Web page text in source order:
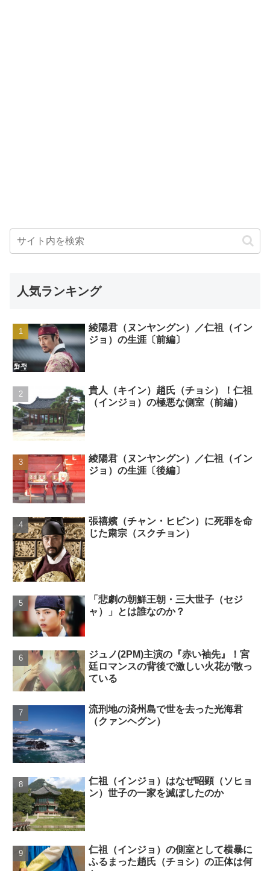
人気ランキング
綾陽君（ヌンヤングン）／仁祖（イン
ジョ）の生涯〔前編〕
貴人（キイン）趙氏（チョシ）！仁祖
（インジョ）の極悪な側室（前編）
綾陽君（ヌンヤングン）／仁祖（イン
ジョ）の生涯〔後編〕
張禧嬪（チャン・ヒビン）に死罪を命
じた粛宗（スクチョン）
「悲劇の朝鮮王朝・三大世子（セジ
ャ）」とは誰なのか？
ジュノ(2PM)主演の『赤い袖先』！宮
廷ロマンスの背後で激しい火花が散っ
ている
流刑地の済州島で世を去った光海君
（クァンヘグン）
仁祖（インジョ）はなぜ昭顕（ソヒョ
ン）世子の一家を滅ぼしたのか
仁祖（インジョ）の側室として横暴に
ふるまった趙氏（チョシ）の正体は何